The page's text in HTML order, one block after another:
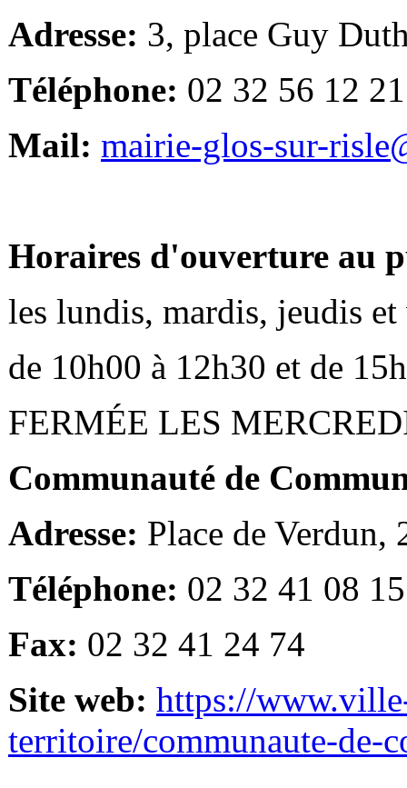
Adresse: 3, place Guy
Téléphone: 02 32 56 12 21
Mail: mairie-glos-sur-
Horaires d'ouverture au
les lundis, mardis, jeudis et
de 10h00 à 12h30 et de
FERMÉE LES
Communauté de
Adresse: Place de Verdun,
Téléphone: 02 32 41 08 15
Fax: 02 32 41 24 74
Site web: https://
territoire/communaute-de-